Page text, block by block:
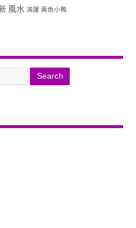
風水 鴻運 黃色小鴨